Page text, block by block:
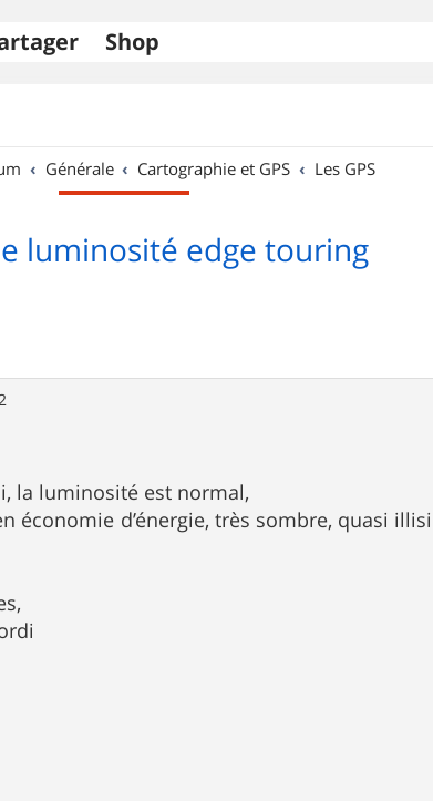
Shop
Générale Cartographie et GPS Les GPS
luminosité edge touring
la luminosité est normal,
économie d’énergie, très sombre, quasi